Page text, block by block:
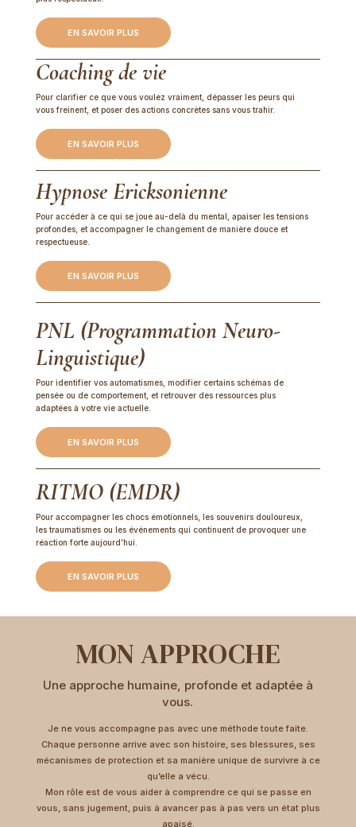
EN SAVOIR PLUS
Coaching de vie
Pour clarifier ce que vous voulez vraiment, dépasser les peurs qui
vous freinent, et poser des actions concrètes sans vous trahir.
EN SAVOIR PLUS
Hypnose Ericksonienne
Pour accéder à ce qui se joue au-delà du mental, apaiser les tensions
profondes, et accompagner le changement de manière douce et
respectueuse.
EN SAVOIR PLUS
PNL (Programmation Neuro-
Linguistique)
Pour identifier vos automatismes, modifier certains schémas de
pensée ou de comportement, et retrouver des ressources plus
adaptées à votre vie actuelle.
EN SAVOIR PLUS
RITMO (EMDR)
Pour accompagner les chocs émotionnels, les souvenirs douloureux,
les traumatismes ou les événements qui continuent de provoquer une
réaction forte aujourd’hui.
EN SAVOIR PLUS
MON APPROCHE
Une approche humaine, profonde et adaptée à
vous.
Je ne vous accompagne pas avec une méthode toute faite.
Chaque personne arrive avec son histoire, ses blessures, ses
mécanismes de protection et sa manière unique de survivre à ce
qu’elle a vécu.
Mon rôle est de vous aider à comprendre ce qui se passe en
vous, sans jugement, puis à avancer pas à pas vers un état plus
apaisé.